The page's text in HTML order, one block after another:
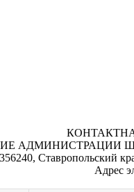
АДМИНИСТРАЦИИ
Ставропольский
Адрес